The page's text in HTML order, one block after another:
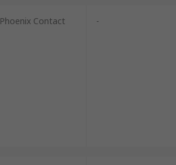
Phoenix Contact -